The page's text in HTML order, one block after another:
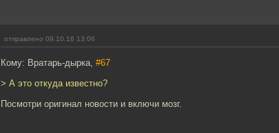
отправлено 09.10.16 13:06
Кому: Вратарь-дырка, #67
> А это откуда известно?
Посмотри оригинал новости и включи мозг.